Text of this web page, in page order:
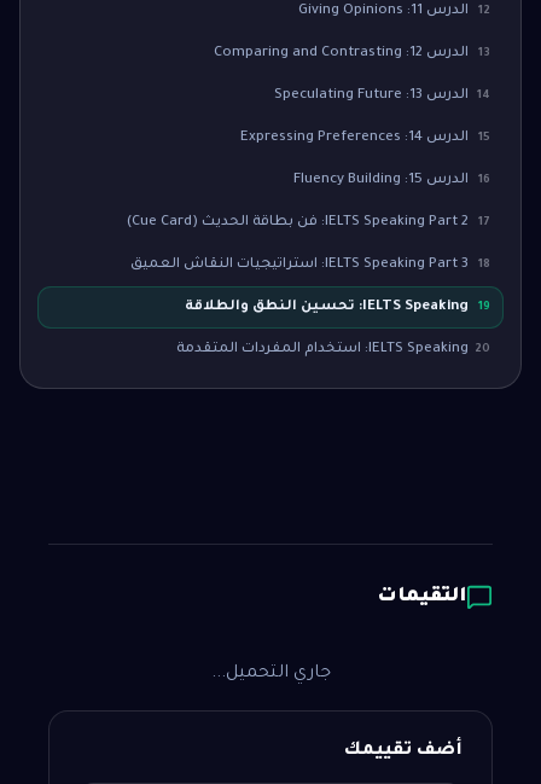
12 الدرس 11: Giving Opinions
13 الدرس 12: Comparing and Contrasting
14 الدرس 13: Speculating Future
15 الدرس 14: Expressing Preferences
16 الدرس 15: Fluency Building
17 IELTS Speaking Part 2: فن بطاقة الحديث (Cue Card)
18 IELTS Speaking Part 3: استراتيجيات النقاش العميق
19 IELTS Speaking: تحسين النطق والطلاقة
20 IELTS Speaking: استخدام المفردات المتقدمة
التقيمات
جاري التحميل...
أضف تقييمك